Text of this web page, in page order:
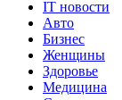
IT новости
Авто
Бизнес
Женщины
Здоровье
Медицина